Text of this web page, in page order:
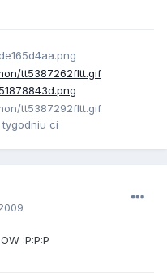
tygodniu ci
:P:P:P